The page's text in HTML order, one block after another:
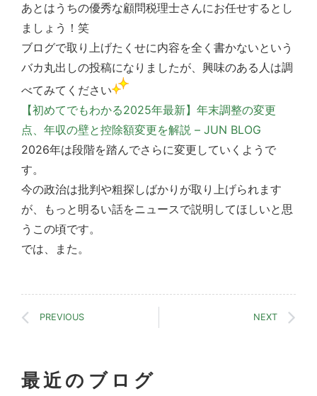
あとはうちの優秀な顧問税理士さんにお任せするとし
ましょう！笑
ブログで取り上げたくせに内容を全く書かないという
バカ丸出しの投稿になりましたが、興味のある人は調
べてみてください
【初めてでもわかる2025年最新】年末調整の変更
点、年収の壁と控除額変更を解説 – JUN BLOG
2026年は段階を踏んでさらに変更していくようで
す。
今の政治は批判や粗探しばかりが取り上げられます
が、もっと明るい話をニュースで説明してほしいと思
うこの頃です。
では、また。
PREVIOUS NEXT
最近のブログ